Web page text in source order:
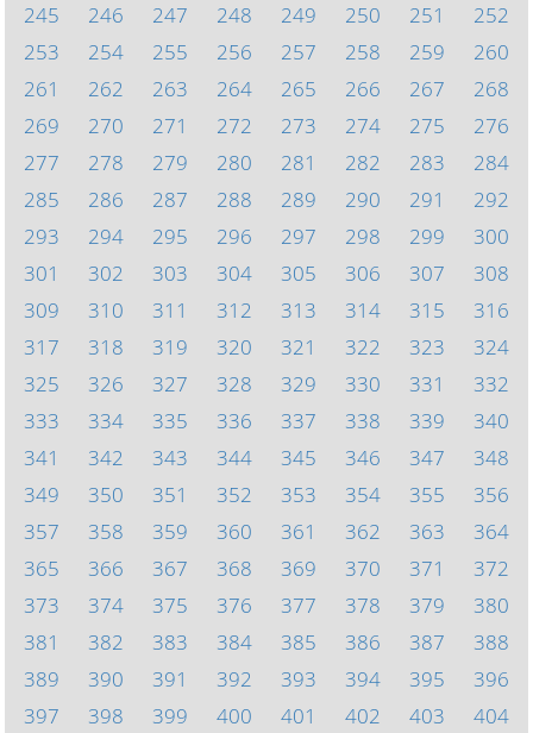
245
246 247 248 249 250 251
252
253
254 255 256 257 258 259
260
261
262 263 264 265 266 267
268
269
270 271 272 273 274 275
276
277
278 279 280 281 282 283
284
285
286 287 288 289 290 291
292
293
294 295 296 297 298 299
300
301
302 303 304 305 306 307
308
309
310 311 312 313 314 315
316
317
318 319 320 321 322 323
324
325
326 327 328 329 330 331
332
333
334 335 336 337 338 339
340
341
342 343 344 345 346 347
348
349
350 351 352 353 354 355
356
357
358 359 360 361 362 363
364
365
366 367 368 369 370 371
372
373
374 375 376 377 378 379
380
381
382 383 384 385 386 387
388
389
390 391 392 393 394 395
396
397
398 399 400 401 402 403 404